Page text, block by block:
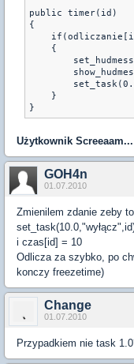
public timer(id)
{
    {
    }
}
Użytkownik Screeaam...
GOH4n
01.07.2010
Zmienilem zdanie zeby
i czas[id] = 10
Odlicza za szybko, po
konczy freezetime)
Change
01.07.2010
Przypadkiem nie task